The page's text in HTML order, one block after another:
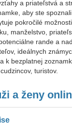
a priateľstvá a
aby ste
pokročilé
manželstvo,
rande a
ideálnych
k bezplatnej
turistov.
a ženy